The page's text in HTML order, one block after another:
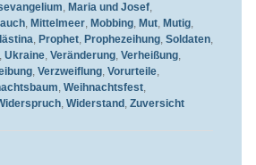
, Maria und Josef,
, Mittelmeer, Mobbing, Mut, Mutig,
, Prophet, Prophezeihung, Soldaten,
Ukraine, Veränderung, Verheißung,
, Verzweiflung, Vorurteile,
, Weihnachtsfest,
, Widerstand , Zuversicht